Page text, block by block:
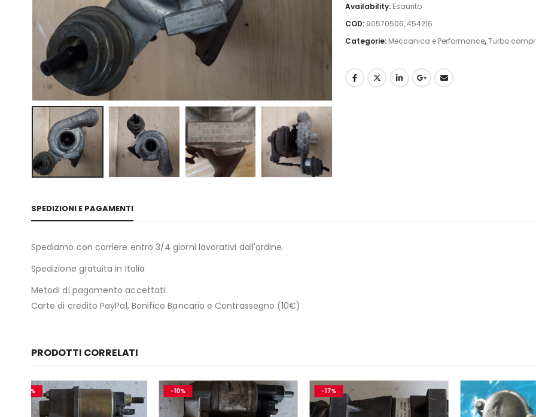
Availability: Esaurito
COD: 90570506, 454216
Categorie: Meccanica e Performance,Turbo
SPEDIZIONI E PAGAMENTI
Spediamo con corriere entro 3/4 giorni lavorativi dall'ordine.
Spedizione gratuita in Italia
Metodi di pagamento accettati:
Carte di credito PayPal, Bonifico Bancario e Contrassegno (10€)
PRODOTTI CORRELATI
-10% -17%